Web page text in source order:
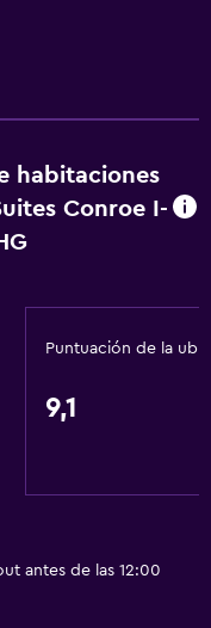
habitaciones
Conroe I-
Puntuación de la
9,1
antes de las 12:00